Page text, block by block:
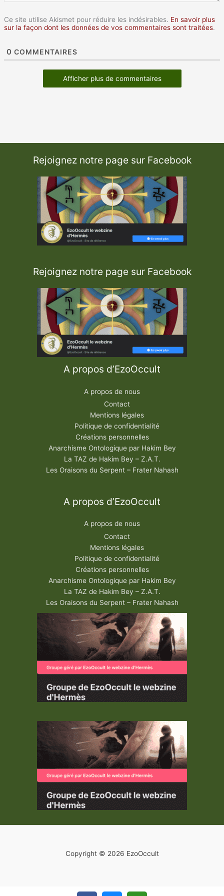
Ce site utilise Akismet pour réduire les indésirables. En savoir plus
sur la façon dont les données de vos commentaires sont traitées.
0 COMMENTAIRES
Afficher plus de commentaires
Rejoignez notre page sur Facebook
Rejoignez notre page sur Facebook
A propos d’EzoOccult
A propos de nous
Contact
Mentions légales
Politique de confidentialité
Créations personnelles
Anarchisme Ontologique par Hakim Bey
La TAZ de Hakim Bey – Z.A.T.
Les Oraisons du Serpent – Frater Nahash
A propos d’EzoOccult
A propos de nous
Contact
Mentions légales
Politique de confidentialité
Créations personnelles
Anarchisme Ontologique par Hakim Bey
La TAZ de Hakim Bey – Z.A.T.
Les Oraisons du Serpent – Frater Nahash
Copyright © 2026 EzoOccult